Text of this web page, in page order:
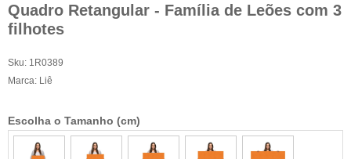
Quadro Retangular - Família de Leões com 3
filhotes
Sku: 1R0389
Marca: Liê
Escolha o Tamanho (cm)